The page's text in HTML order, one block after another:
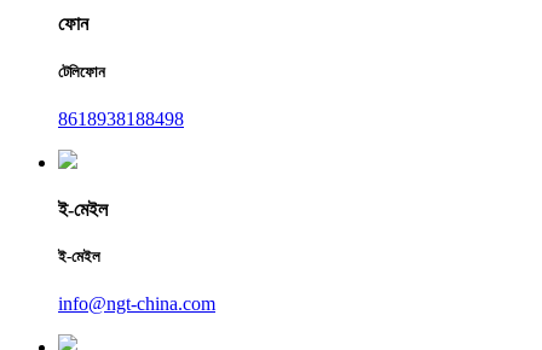
ফোন
টেলিফোন
8618938188498
ই-মেইল
ই-মেইল
info@ngt-china.com